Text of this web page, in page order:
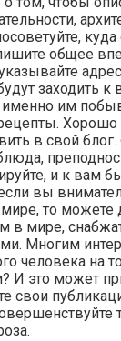
общее
заходить
именно им
Хорошо
в свой блог.
и к вам
вы
то можете
в мире,
Многим
человека на
И это может
свои